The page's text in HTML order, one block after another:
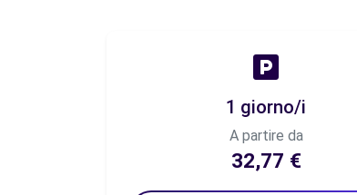
1 giorno/i
A partire da
32,77 €